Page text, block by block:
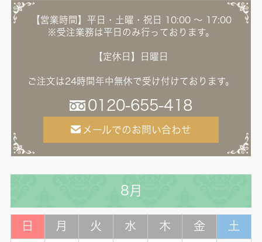
【営業時間】平日・土曜・祝日 10:00 ～ 17:00
※受注業務は平日のみ行っております。
【定休日】日曜日
ご注文は24時間年中無休で受け付けております。
0120-655-418
メールでのお問い合わせ
8月
日 月 火 水 木 金 土